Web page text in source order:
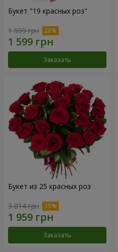
Букет "19 красных роз"
1 999 грн
Заказать
Букет из 25 красных роз
3 014 грн
Заказать